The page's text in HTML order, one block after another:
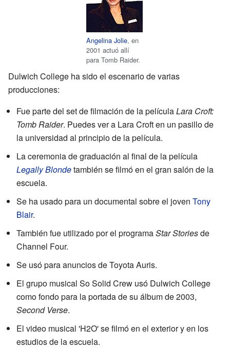
Angelina Jolie, en
2001 actuó allí
para Tomb Raider.
Dulwich College ha sido el escenario de varias
producciones:
Fue parte del set de filmación de la películaLara Croft:
Tomb Raider. Puedes ver a Lara Croft en un pasillo de
la universidad al principio de la película.
La ceremonia de graduación al final de la película
Legally Blondetambién se filmó en el gran salón de la
escuela.
Se ha usado para un documental sobre el joven Tony
Blair.
También fue utilizado por el programaStar Storiesde
Channel Four.
Se usó para anuncios de Toyota Auris.
El grupo musical So Solid Crew usó Dulwich College
como fondo para la portada de su álbum de 2003,
Second Verse.
El video musical 'H2O' se filmó en el exterior y en los
estudios de la escuela.